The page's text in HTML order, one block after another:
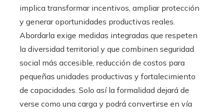
implica transformar incentivos, ampliar protección
y generar oportunidades productivas reales.
Abordarla exige medidas integradas que respeten
la diversidad territorial y que combinen seguridad
social más accesible, reducción de costos para
pequeñas unidades productivas y fortalecimiento
de capacidades. Solo así la formalidad dejará de
verse como una carga y podrá convertirse en vía